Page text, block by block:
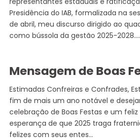
Presidência do IAB, formalizada na
de abril, meu discurso dirigido ao
como bússola da gestão 2025-2028.…
Mensagem de Boas
Estimadas Confreiras e Confrades,
fim de mais um ano notável e
celebração de Boas Festas e um feliz
esperança de que 2025 traga
felizes com seus entes…